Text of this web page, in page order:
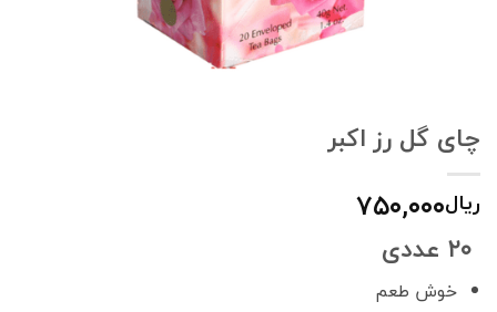
چای گل رز اکبر
ریال۷۵۰,۰۰۰
خوش طعم